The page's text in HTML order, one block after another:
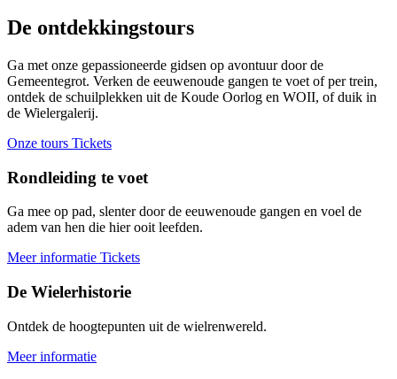
De ontdekkingstours
Ga met onze gepassioneerde gidsen op avontuur door de
Gemeentegrot. Verken de eeuwenoude gangen te voet of per trein,
ontdek de schuilplekken uit de Koude Oorlog en WOII, of duik in
de Wielergalerij.
Onze tours Tickets
Rondleiding te voet
Ga mee op pad, slenter door de eeuwenoude gangen en voel de
adem van hen die hier ooit leefden.
Meer informatie Tickets
De Wielerhistorie
Ontdek de hoogtepunten uit de wielrenwereld.
Meer informatie